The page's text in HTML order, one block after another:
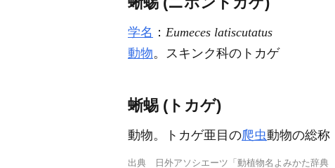
学名 ： Eumeces latiscutatus
動物。スキンク科のトカゲ
蜥蜴 (トカゲ)
動物。トカゲ亜目の爬虫動物の総称
出典 日外アソシエーツ「動植物名よみかた辞典